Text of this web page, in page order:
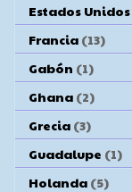
Estados Unidos
Francia (13)
Gabón (1)
Ghana (2)
Grecia (3)
Guadalupe (1)
Holanda (5)